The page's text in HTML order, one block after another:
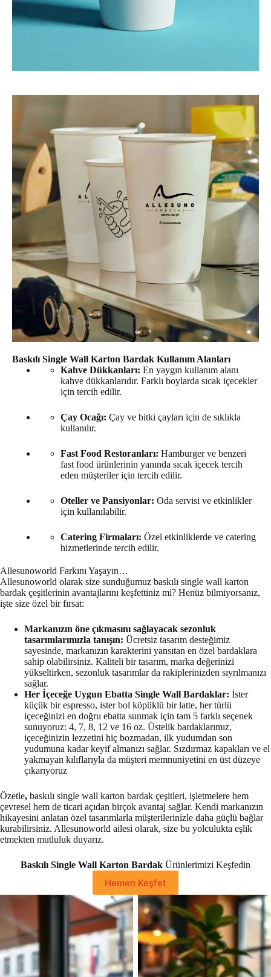
Baskılı Single Wall Karton Bardak Kullanım Alanları
Kahve Dükkanları: En yaygın kullanım alanı
kahve dükkanlarıdır. Farklı boylarda sıcak içecekler
için tercih edilir.
Çay Ocağı: Çay ve bitki çayları için de sıklıkla
kullanılır.
Fast Food Restoranları: Hamburger ve benzeri
fast food ürünlerinin yanında sıcak içecek tercih
eden müşteriler için tercih edilir.
Oteller ve Pansiyonlar: Oda servisi ve etkinlikler
için kullanılabilir.
Catering Firmaları: Özel etkinliklerde ve catering
hizmetlerinde tercih edilir.
Allesunoworld Farkını Yaşayın…
Allesunoworld olarak size sunduğumuz baskılı single wall karton
bardak çeşitlerinin avantajlarını keşfettiniz mi? Henüz bilmiyorsanız,
işte size özel bir fırsat:
Markanızın öne çıkmasını sağlayacak sezonluk
tasarımlarımızla tanışın: Ücretsiz tasarım desteğimiz
sayesinde, markanızın karakterini yansıtan en özel bardaklara
sahip olabilirsiniz. Kaliteli bir tasarım, marka değerinizi
yükseltirken, sezonluk tasarımlar da rakiplerinizden sıyrılmanızı
sağlar.
Her İçeceğe Uygun Ebatta Single Wall Bardaklar: İster
küçük bir espresso, ister bol köpüklü bir latte, her türlü
içeceğinizi en doğru ebatta sunmak için tam 5 farklı seçenek
sunuyoruz: 4, 7, 8, 12 ve 16 oz. Üstelik bardaklarımız,
içeceğinizin lezzetini hiç bozmadan, ilk yudumdan son
yudumuna kadar keyif almanızı sağlar. Sızdırmaz kapakları ve el
yakmayan kılıflarıyla da müşteri memnuniyetini en üst düzeye
çıkarıyoruz
Özetle, baskılı single wall karton bardak çeşitleri, işletmelere hem
çevresel hem de ticari açıdan birçok avantaj sağlar. Kendi markanızın
hikayesini anlatan özel tasarımlarla müşterilerinizle daha güçlü bağlar
kurabilirsiniz. Allesunoworld ailesi olarak, size bu yolculukta eşlik
etmekten mutluluk duyarız.
Baskılı Single Wall Karton Bardak Ürünlerimizi Keşfedin
Hemen Keşfet